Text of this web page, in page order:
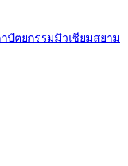
ตยกรรมมิวเซียมสยาม